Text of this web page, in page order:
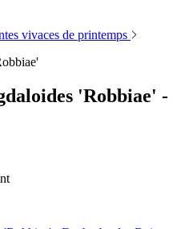
vivaces de printemps
'Robbiae' -